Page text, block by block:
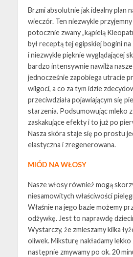
Brzmi absolutnie jak idealny plan
wieczór. Ten niezwykle
potocznie zwany „kąpielą
był receptą tej egipskiej bogini
i niezwykle pięknie wyglądającej
bardzo intensywnie nawilża nasze
jednocześnie zapobiega utracie
wilgoci, a co za tym idzie
przeciwdziała pojawiającym się
starzenia. Podsumowując mleko
zaskakujące efekty i to już po
Nasza skóra staje się po prostu
elastyczna i zregenerowana.
MIÓD NA WŁOSY
Nasze włosy również mogą
niesamowitych właściwości
Właśnie na jego bazie możemy
odżywkę. Jest to naprawdę
Wystarczy, że zmieszamy kilka
oliwek. Miksturę nakładamy lekko
następnie zmywamy po ok. 20